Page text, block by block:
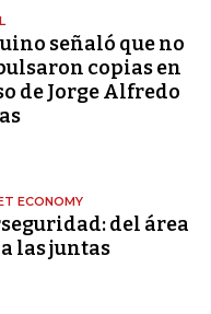
señaló que no
copias en
de Jorge Alfredo
ECONOMY
del área
las juntas